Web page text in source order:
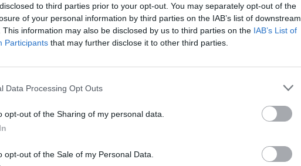
to third parties prior to your opt-out. You may separately opt-out of the
of your personal information by third parties on the IAB’s list of downstream
This information may also be disclosed by us to third parties on the IAB’s List of
Participants that may further disclose it to other third parties.
Data Processing Opt Outs
opt-out of the Sharing of my personal data.
opt-out of the Sale of my Personal Data.
nas do preferowanych źródeł w Google Dodaj